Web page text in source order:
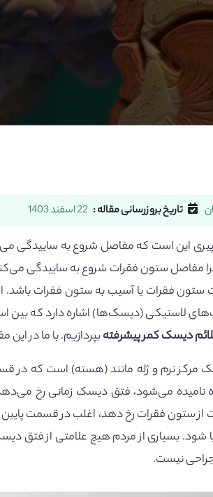
تاریخ بروزرسانی مقاله : 22 اسفند 1403
این است که مفاصل شروع به ساییدگی
مفاصل ستون فقرات شروع به ساییدگی
فقرات یا آسیب به ستون فقرات باشد.
لاستیکی (دیسک‌ها) اشاره دارد که بین
دیسک کمر پیشرفتهبپردازیم. با ما در این
نرم و ژله مانند (هسته) است که در
نامیده می‌شود، فتق دیسک زمانی رخ
ستون فقرات رخ دهد، اغلب در قسمت
بسیاری از مردم هیچ علامتی از فتق
نیست.